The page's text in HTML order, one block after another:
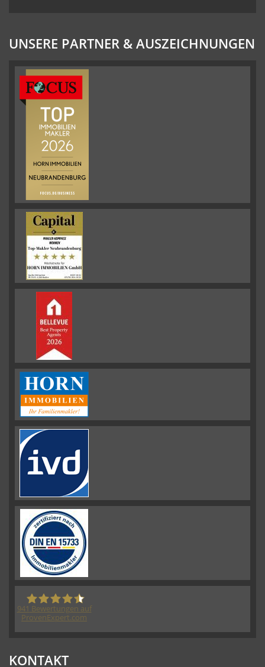
UNSERE PARTNER & AUSZEICHNUNGEN
HORN IMMOBILIEN GmbH
941 Bewertungen auf
ProvenExpert.com
KONTAKT